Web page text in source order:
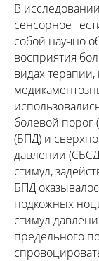
В
сенсорное
собой научно
восприятия
видах
болевой порог
(БПД) и
давлении
стимул,
БПД
подкожных
стимул
предельного